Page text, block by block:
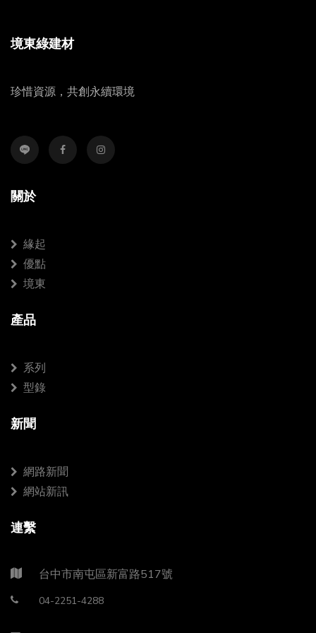
境東綠建材
珍惜資源，共創永續環境
關於
緣起
優點
境東
產品
系列
型錄
新聞
網路新聞
網站新訊
連繫
台中市南屯區新富路517號
04-2251-4288